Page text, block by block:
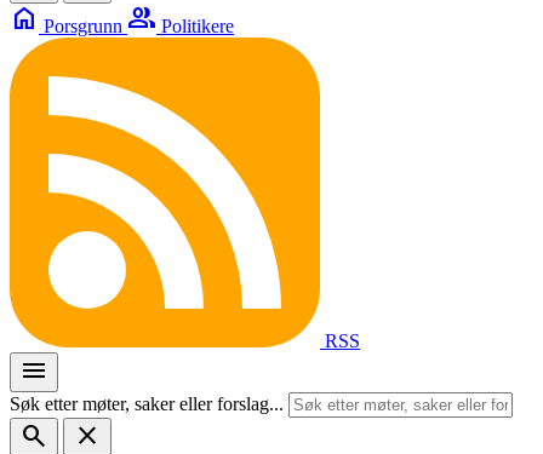
home Porsgrunn group Politikere
RSS
menu
Søk etter møter, saker eller forslag...
search
close